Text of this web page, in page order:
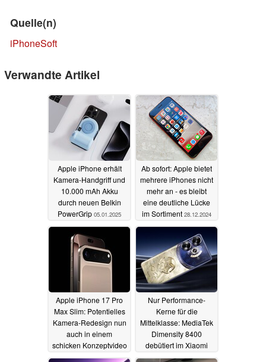
Quelle(n)
iPhoneSoft
Verwandte Artikel
Apple iPhone erhält
Kamera-Handgriff und
10.000 mAh Akku
durch neuen Belkin
PowerGrip 05.01.2025
Ab sofort: Apple bietet
mehrere iPhones nicht
mehr an - es bleibt
eine deutliche Lücke
im Sortiment 28.12.2024
Apple iPhone 17 Pro
Max Slim: Potentielles
Kamera-Redesign nun
auch in einem
schicken Konzeptvideo
zu sehen27.12.2024
Nur Performance-
Kerne für die
Mittelklasse: MediaTek
Dimensity 8400
debütiert im Xiaomi
Redmi Turbo 4